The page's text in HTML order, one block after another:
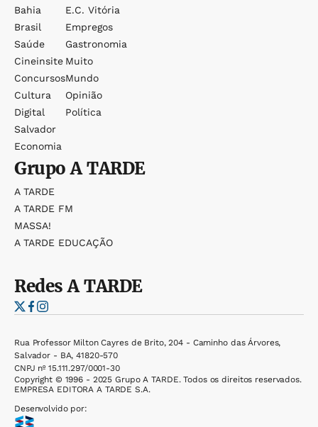
Bahia
Brasil
Saúde
Cineinsite
Concursos
Cultura
Digital
Salvador
Economia
E.c. Vitória
Empregos
Gastronomia
Muito
Mundo
Opinião
Política
GrupoA TARDE
A TARDE
A TARDE FM
MASSA!
A TARDE EDUCAÇÃO
RedesA TARDE
Rua Professor Milton Cayres de Brito, 204 - Caminho das Árvores,
Salvador - BA, 41820-570
CNPJ nº 15.111.297/0001-30
Copyright © 1996 - 2025 Grupo A TARDE. Todos os direitos reservados.
EMPRESA EDITORA A TARDE S.A.
Desenvolvido por: